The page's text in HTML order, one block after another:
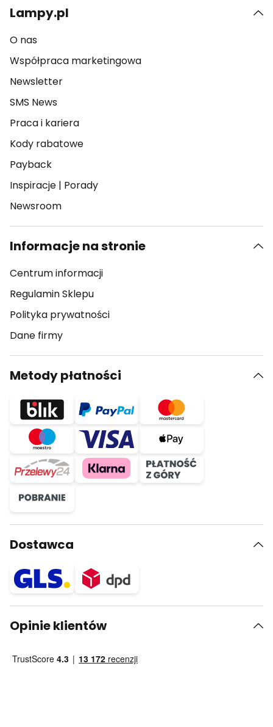
Lampy.pl
O nas
Współpraca marketingowa
Newsletter
SMS News
Praca i kariera
Kody rabatowe
Payback
Inspiracje | Porady
Newsroom
Informacje na stronie
Centrum informacji
Regulamin Sklepu
Polityka prywatności
Dane firmy
Metody płatności
Dostawca
Opinie klientów